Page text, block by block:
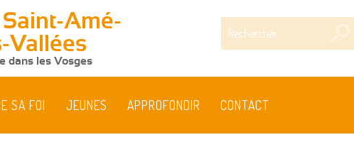
Saint-Amé-
Vallées
dans les Vosges
SA FOI JEUNES APPROFONDIR CONTACT